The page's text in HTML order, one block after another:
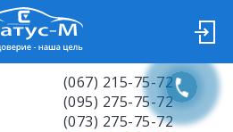
(067) 215-75-72
(095) 275-75-72
(073) 275-75-72